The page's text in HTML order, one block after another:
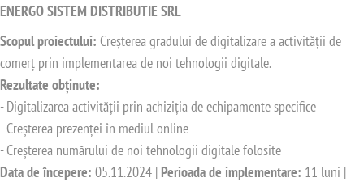
ENERGO SISTEM DISTRIBUTIE SRL
Scopul proiectului: Creșterea gradului de digitalizare a activității de
comerț prin implementarea de noi tehnologii digitale.
Rezultate obținute:
- Digitalizarea activității prin achiziția de echipamente specifice
- Creșterea prezenței în mediul online
- Creșterea numărului de noi tehnologii digitale folosite
Data de începere: 05.11.2024 | Perioada de implementare: 11 luni |